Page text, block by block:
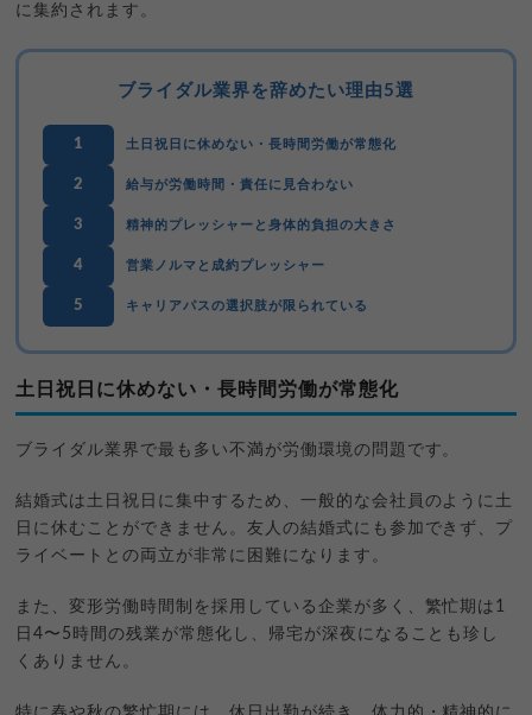
に集約されます。
ブライダル業界を辞めたい理由5選
1 土日祝日に休めない・長時間労働が常態化
2 給与が労働時間・責任に見合わない
3 精神的プレッシャーと身体的負担の大きさ
4 営業ノルマと成約プレッシャー
5 キャリアパスの選択肢が限られている
土日祝日に休めない・長時間労働が常態化
ブライダル業界で最も多い不満が労働環境の問題です。
結婚式は土日祝日に集中するため、一般的な会社員のように土
日に休むことができません。友人の結婚式にも参加できず、プ
ライベートとの両立が非常に困難になります。
また、変形労働時間制を採用している企業が多く、繁忙期は1
日4〜5時間の残業が常態化し、帰宅が深夜になることも珍し
くありません。